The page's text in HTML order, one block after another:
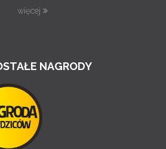
więcej
NAGRODY